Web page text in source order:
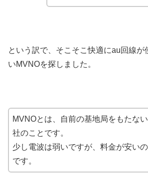
という訳で、そこそこ快適にau回線が
いMVNOを探しました。
MVNOとは、自前の基地局をもたな
社のことです。
少し電波は弱いですが、料金が安い
です。